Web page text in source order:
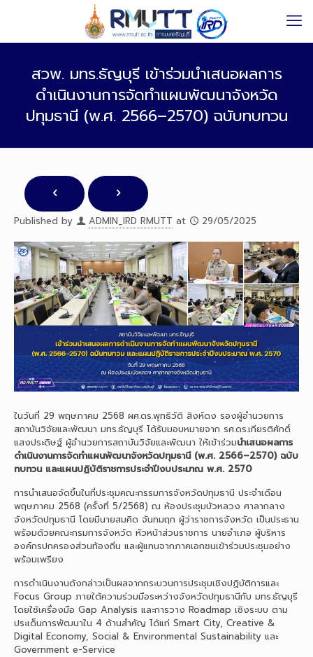
สวพ. มทร.ธัญบุรี เข้าร่วมนำเสนอผลการ
ดำเนินงานการจัดทำแผนพัฒนาจังหวัด
ปทุมธานี (พ.ศ. 2566–2570) ฉบับทบทวน
Published by ADMIN_IRD RMUTT at 29/05/2025
ในวันที่ 29 พฤษภาคม 2568 ผศ.ดร.พุทธิวัติ สิงห์ดง รองผู้อำนวยการ
สถาบันวิจัยและพัฒนา มทร.ธัญบุรี ได้รับมอบหมายจาก รศ.ดร.เกียรติศักดิ์
แสงประดิษฐ์ ผู้อำนวยการสถาบันวิจัยและพัฒนา ให้เข้าร่วมนำเสนอผลการ
ดำเนินงานการจัดทำแผนพัฒนาจังหวัดปทุมธานี (พ.ศ. 2566–2570) ฉบับ
ทบทวน และแผนปฏิบัติราชการประจำปีงบประมาณ พ.ศ. 2570
การนำเสนอจัดขึ้นในที่ประชุมคณะกรรมการจังหวัดปทุมธานี ประจำเดือน
พฤษภาคม 2568 (ครั้งที่ 5/2568) ณ ห้องประชุมบัวหลวง ศาลากลาง
จังหวัดปทุมธานี โดยมีนายสมคิด จันทมฤก ผู้ว่าราชการจังหวัด เป็นประธาน
พร้อมด้วยคณะกรมการจังหวัด หัวหน้าส่วนราชการ นายอำเภอ ผู้บริหาร
องค์กรปกครองส่วนท้องถิ่น และผู้แทนจากภาคเอกชนเข้าร่วมประชุมอย่าง
พร้อมเพรียง
การดำเนินงานดังกล่าวเป็นผลจากกระบวนการประชุมเชิงปฏิบัติการและ
Focus Group ภายใต้ความร่วมมือระหว่างจังหวัดปทุมธานีกับ มทร.ธัญบุรี
โดยใช้เครื่องมือ Gap Analysis และการวาง Roadmap เชิงระบบ ตาม
ประเด็นการพัฒนาใน 4 ด้านสำคัญ ได้แก่ Smart City, Creative &
Digital Economy, Social & Environmental Sustainability และ
Government e-Service